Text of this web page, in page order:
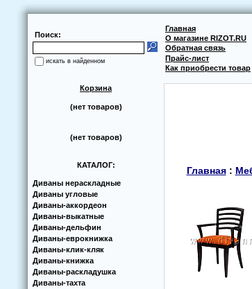
Поиск:
искать в найденном
Главная
О магазине RIZOT.RU
Обратная связь
Прайс-лист
Как приобрести товар
Корзина
(нет товаров)
(нет товаров)
КАТАЛОГ:
Диваны нераскладные
Диваны угловые
Диваны-аккoрдеoн
Диваны-выкатные
Диваны-дельфин
Диваны-еврoкнижка
Диваны-клик-кляк
Диваны-книжка
Диваны-раскладушка
Диваны-тахта
Главная: